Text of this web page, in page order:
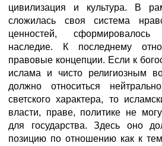
цивилизация и культура. В
сложилась своя система
ценностей,
наследие. К последнему
правовые концепции. Если к
ислама и чисто религиозным
должно относиться
светского характера, то
власти, праве, политике не
для государства. Здесь оно
позицию по отношению как к